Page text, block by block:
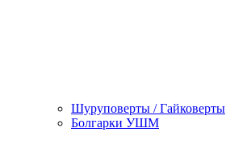
Шуруповерты / Гайковерты
Болгарки УШМ